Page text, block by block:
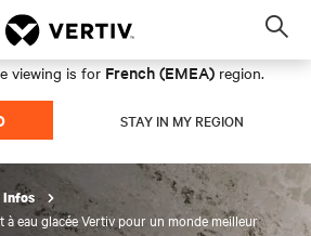
viewing is for French (EMEA) region.
STAY IN MY REGION
eau glacée Vertiv pour un monde meilleur